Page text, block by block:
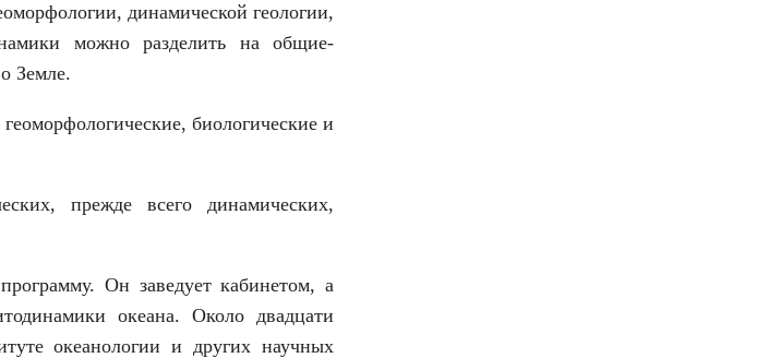
динамической геологии,
можно разделить на общие-
Земле.
биологические и
прежде всего динамических,
Он заведует кабинетом, а
океана. Около двадцати
океанологии и других научных